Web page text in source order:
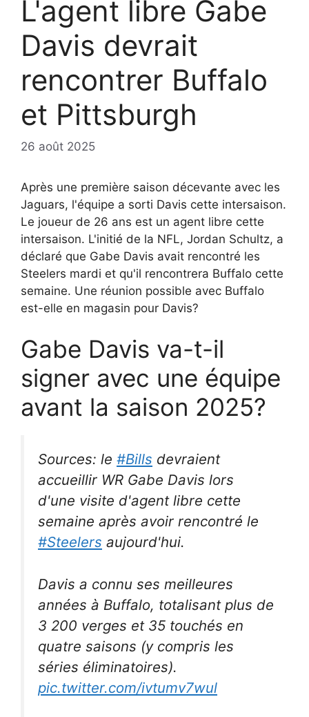
L'agent libre Gabe
Davis devrait
rencontrer Buffalo
et Pittsburgh
26 août 2025
Après une première saison décevante avec les
Jaguars, l'équipe a sorti Davis cette intersaison.
Le joueur de 26 ans est un agent libre cette
intersaison. L'initié de la NFL, Jordan Schultz, a
déclaré que Gabe Davis avait rencontré les
Steelers mardi et qu'il rencontrera Buffalo cette
semaine. Une réunion possible avec Buffalo
est-elle en magasin pour Davis?
Gabe Davis va-t-il
signer avec une équipe
avant la saison 2025?
Sources: le #Bills devraient
accueillir WR Gabe Davis lors
d'une visite d'agent libre cette
semaine après avoir rencontré le
#Steelers aujourd'hui.
Davis a connu ses meilleures
années à Buffalo, totalisant plus de
3 200 verges et 35 touchés en
quatre saisons (y compris les
séries éliminatoires).
pic.twitter.com/ivtumv7wul